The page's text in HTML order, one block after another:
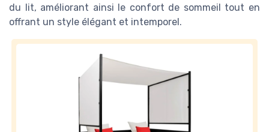
du lit, améliorant ainsi le confort de sommeil tout en
offrant un style élégant et intemporel.